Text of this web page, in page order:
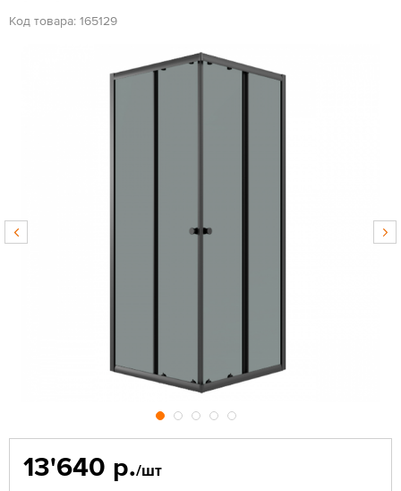
Код товара: 165129
13'640 р./шт